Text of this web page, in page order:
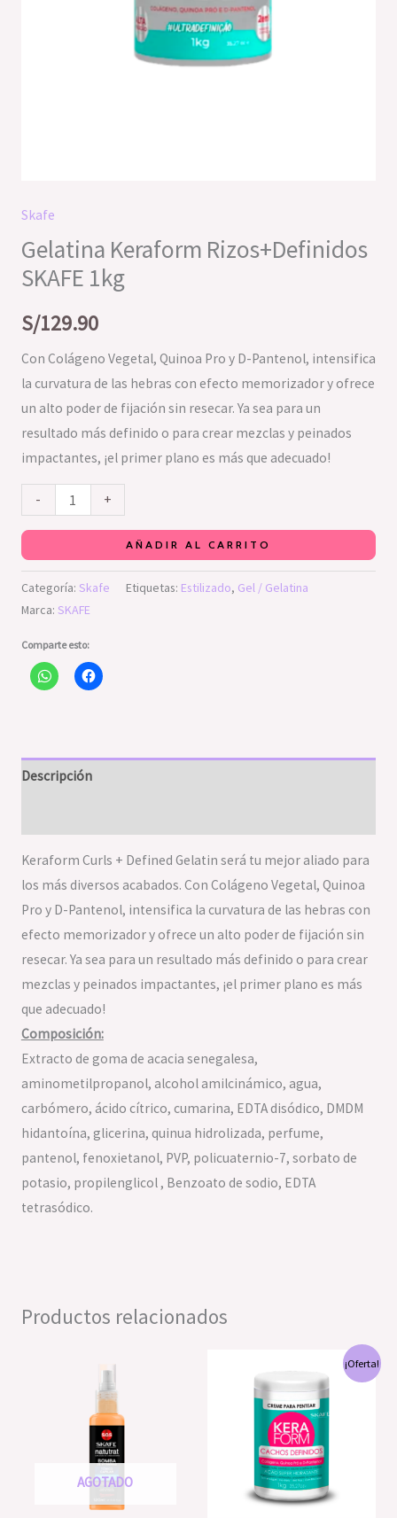
Skafe
Gelatina Keraform Rizos+Definidos
SKAFE 1kg
S/129.90
Con Colágeno Vegetal, Quinoa Pro y D-Pantenol, intensifica
la curvatura de las hebras con efecto memorizador y ofrece
un alto poder de fijación sin resecar. Ya sea para un
resultado más definido o para crear mezclas y peinados
impactantes, ¡el primer plano es más que adecuado!
- +
AÑADIR AL CARRITO
Categoría: Skafe Etiquetas: Estilizado, Gel / Gelatina
Marca: SKAFE
Comparte esto:
Descripción
Keraform Curls + Defined Gelatin será tu mejor aliado para
los más diversos acabados. Con Colágeno Vegetal, Quinoa
Pro y D-Pantenol, intensifica la curvatura de las hebras con
efecto memorizador y ofrece un alto poder de fijación sin
resecar. Ya sea para un resultado más definido o para crear
mezclas y peinados impactantes, ¡el primer plano es más
que adecuado!
Composición:
Extracto de goma de acacia senegalesa,
aminometilpropanol, alcohol amilcinámico, agua,
carbómero, ácido cítrico, cumarina, EDTA disódico, DMDM ​​
hidantoína, glicerina, quinua hidrolizada, perfume,
pantenol, fenoxietanol, PVP, policuaternio-7, sorbato de
potasio, propilenglicol , Benzoato de sodio, EDTA
tetrasódico.
Productos relacionados
AGOTADO
¡Oferta!
original
era:
S/64.00.
actual
es:
S/60.00.